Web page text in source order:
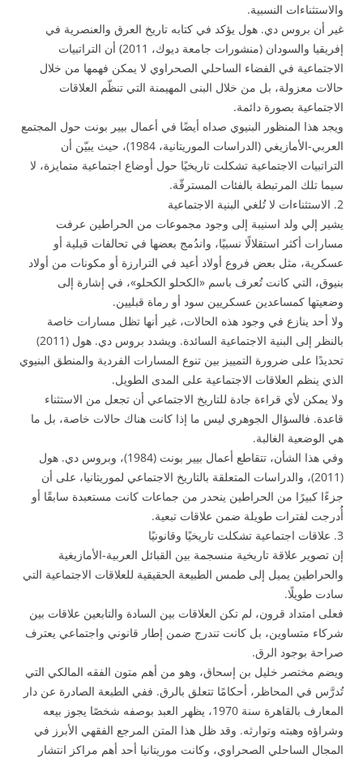
والاستثناءات النسبية.
غير أن بروس دي. هول يؤكد في كتابه تاريخ العرق والعنصرية في
إفريقيا والسودان (منشورات جامعة ديوك، 2011) أن التراتبيات
الاجتماعية في الفضاء الساحلي الصحراوي لا يمكن فهمها من خلال
حالات معزولة، بل من خلال البنى المهيمنة التي تنظّم العلاقات
الاجتماعية بصورة دائمة.
ويجد هذا المنظور البنيوي صداه أيضًا في أعمال بيير بونت حول المجتمع
العربي-الأمازيغي (الدراسات الموريتانية، 1984)، حيث يبيّن أن
التراتبيات الاجتماعية تشكلت تاريخيًا حول أوضاع اجتماعية متمايزة، لا
سيما تلك المرتبطة بالفئات المسترقّة.
2. الاستثناءات لا تُلغي البنية الاجتماعية
يشير إلي ولد اسنيبة إلى وجود مجموعات من الحراطين عرفت
مسارات أكثر استقلالًا نسبيًا، واندُمج بعضها في تحالفات قبلية أو
عسكرية، مثل بعض فروع أولاد أعيد في الترارزة أو مكونات من أولاد
بنيوق، التي كانت تُعرف باسم «الكحلو الكحلو»، في إشارة إلى
وضعيتها كمساعدين عسكريين سود أو رماة قبليين.
ولا أحد ينازع في وجود هذه الحالات، غير أنها تظل مسارات خاصة
بالنظر إلى البنية الاجتماعية السائدة. ويشدد بروس دي. هول (2011)
تحديدًا على ضرورة التمييز بين تنوع المسارات الفردية والمنطق البنيوي
الذي ينظم العلاقات الاجتماعية على المدى الطويل.
ولا يمكن لأي قراءة جادة للتاريخ الاجتماعي أن تجعل من الاستثناء
قاعدة. فالسؤال الجوهري ليس ما إذا كانت هناك حالات خاصة، بل ما
هي الوضعية الغالبة.
وفي هذا الشأن، تتقاطع أعمال بيير بونت (1984)، وبروس دي. هول
(2011)، والدراسات المتعلقة بالتاريخ الاجتماعي لموريتانيا، على أن
جزءًا كبيرًا من الحراطين ينحدر من جماعات كانت مستعبدة سابقًا أو
أُدرجت لفترات طويلة ضمن علاقات تبعية.
3. علاقات اجتماعية تشكلت تاريخيًا وقانونيًا
إن تصوير علاقة تاريخية منسجمة بين القبائل العربية-الأمازيغية
والحراطين يميل إلى طمس الطبيعة الحقيقية للعلاقات الاجتماعية التي
سادت طويلًا.
فعلى امتداد قرون، لم تكن العلاقات بين السادة والتابعين علاقات بين
شركاء متساوين، بل كانت تندرج ضمن إطار قانوني واجتماعي يعترف
صراحة بوجود الرق.
ويضم مختصر خليل بن إسحاق، وهو من أهم متون الفقه المالكي التي
تُدرَّس في المحاظر، أحكامًا تتعلق بالرق. ففي الطبعة الصادرة عن دار
المعارف بالقاهرة سنة 1970، يظهر العبد بوصفه شخصًا يجوز بيعه
وشراؤه وهبته وتوارثه. وقد ظل هذا المتن المرجع الفقهي الأبرز في
المجال الساحلي الصحراوي، وكانت موريتانيا أحد أهم مراكز انتشار